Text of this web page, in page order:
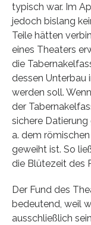
typisch war. Im
jedoch bislang
Teile hätten
eines Theaters
die
dessen Unterbau
werden soll.
der
sichere
a. dem römischen
geweiht ist. So
die Blütezeit des
Der Fund des
bedeutend, weil
ausschließlich